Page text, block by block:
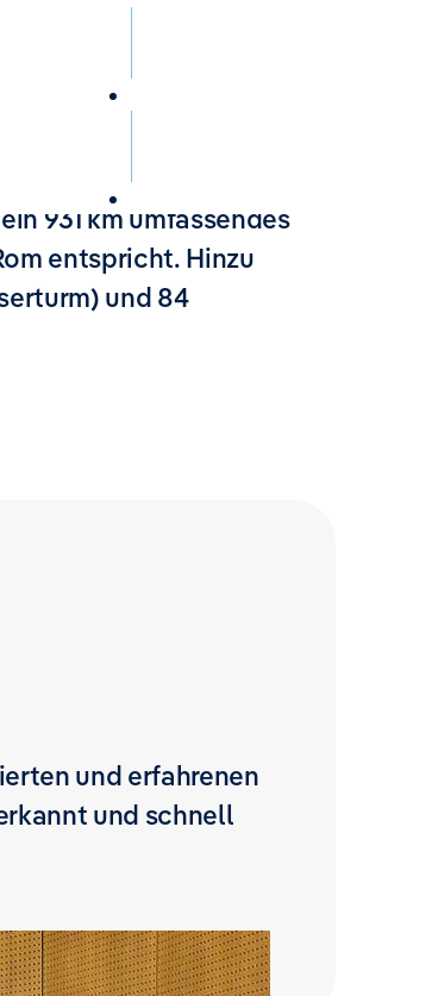
931 km umfassendes
entspricht. Hinzu
und 84
und erfahrenen
und schnell